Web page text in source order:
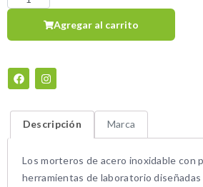
Agregar al carrito
Descripción Marca
Los morteros de acero inoxidable con
herramientas de laboratorio